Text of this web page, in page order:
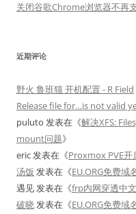
关闭谷歌Chrome浏览器不再
近期评论
野火 鲁班猫 开机配置 - R Field
Release file for…is not valid
puluto 发表在《解决XFS:
mount问题》
eric发表在《Proxmox PVE开
汤饭 发表在《EU.ORG免费域
遇见发表在《frp内网穿透中
破晓发表在《EU.ORG免费域